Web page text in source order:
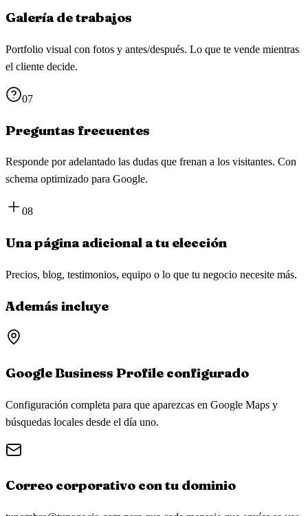
Galería de trabajos
Portfolio visual con fotos y antes/después. Lo que te vende mientras
el cliente decide.
07
Preguntas frecuentes
Responde por adelantado las dudas que frenan a los visitantes. Con
schema optimizado para Google.
08
Una página adicional a tu elección
Precios, blog, testimonios, equipo o lo que tu negocio necesite más.
Además incluye
Google Business Profile configurado
Configuración completa para que aparezcas en Google Maps y
búsquedas locales desde el día uno.
Correo corporativo con tu dominio